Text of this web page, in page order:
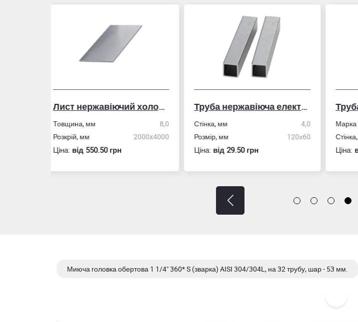
Стінка, мм
Розмір, мм
120х60
Ціна: вiд 29.50 грн
Труба алюмінієва кругла
Марка сплава
АД31/6060, Т5
Стінка, мм
Ціна:вiд 25.50 грн
Миюча головка обертова 1 1/4" 360* S (зварка) AISI 304/304L, на 32 трубу, шар - 53 мм.